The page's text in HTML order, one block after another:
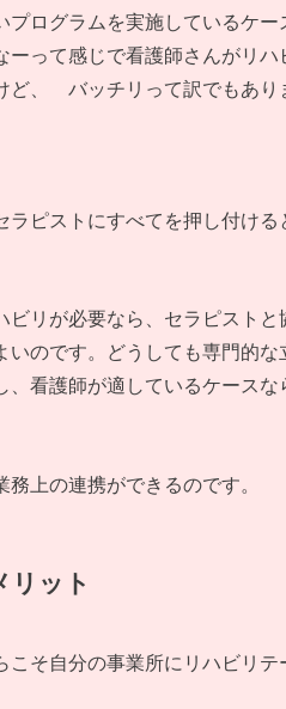
ログラムを実施しているケー
って感じで看護師さんがリハ
ど、 バッチリって訳でもあり
ピストにすべてを押し付ける
リが必要なら、セラピスト
のです。どうしても専門的
看護師が適しているケースな
上の連携ができるのです。
リット
そ自分の事業所にリハビリ